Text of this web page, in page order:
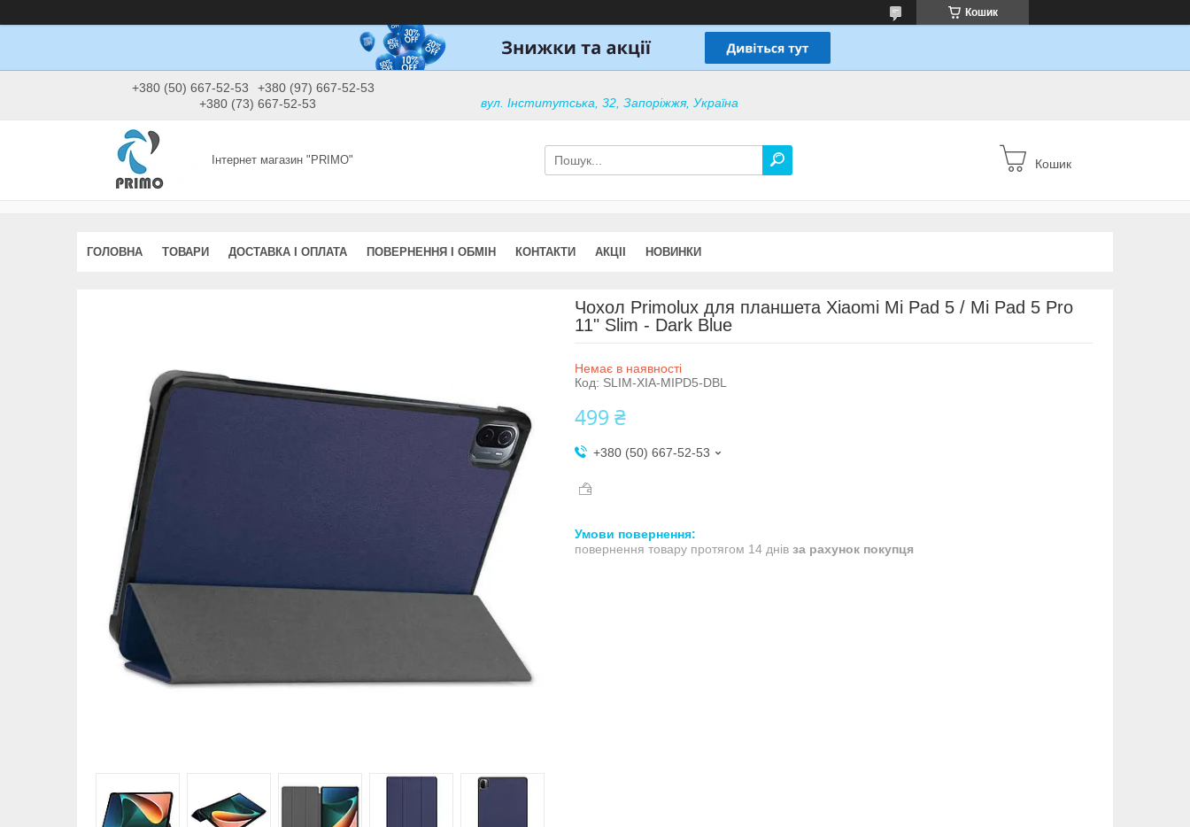
Кошик
+380 (50) 667-52-53
+380 (97) 667-52-53
+380 (73) 667-52-53
вул. Інститутська, 32, Запоріжжя, Україна
Інтернет магазин "PRIMO" Кошик
ГОЛОВНА ТОВАРИ ДОСТАВКА І ОПЛАТА ПОВЕРНЕННЯ І ОБМІН КОНТАКТИ АКЦІІ НОВИНКИ
Чохол Primolux для планшета Xiaomi Mi Pad 5 / Mi Pad 5 Pro
11" Slim - Dark Blue
Немає в наявності
Код: SLIM-XIA-MIPD5-DBL
499 ₴
+380 (50) 667-52-53
повернення товару протягом 14 днів за рахунок покупця